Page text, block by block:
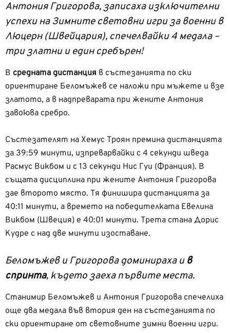
Антония Григорова, записаха изключителни
успехи на Зимните световни игри за военни в
Люцерн (Швейцария), спечелвайки 4 медала –
три златни и един сребърен!
В средната дистанция в състезанията по ски
ориентиране Беломъжев се наложи при мъжете и взе
златото, а в надпреварата при жените Антония
завоюва сребро.
Състезателят на Хемус Троян премина дистанцията
за 39:59 минути, изпреварвайки с 4 секунди шведа
Расмус Викбом и с 13 секунди Нис Гуи (Франция). В
същата дисциплина при жените Антония Григорова
зае второто място. Тя финишира дистанцията за
40:11 минути, а времето на победителката Евелина
Викбом (Швеция) е 40:01 минути. Трета стана Дорис
Кудре с над две минути изоставане.
Беломъжев и Григорова доминираха и в
спринта, където заеха първите места.
Станимир Беломъжев и Антония Григорова спечелиха
още два медала във втория ден на състезанията по
ски ориентиране от световните зимни военни игри.